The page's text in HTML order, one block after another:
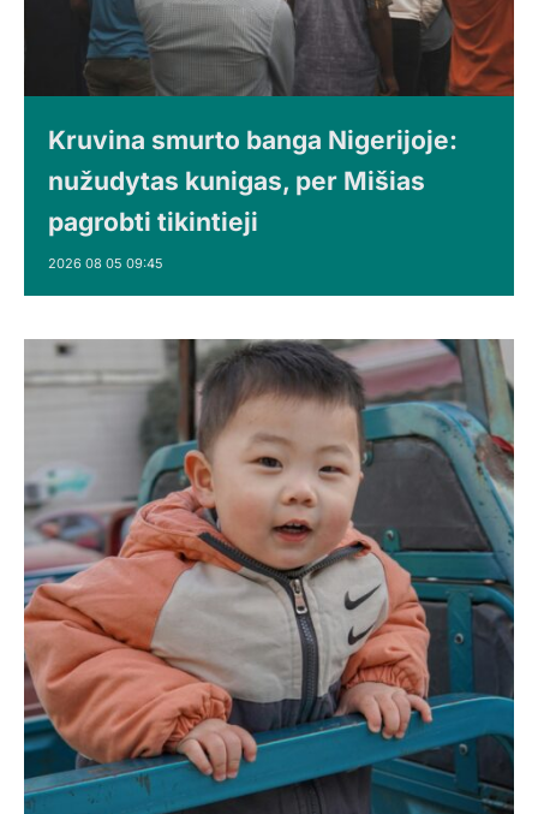
Kruvina smurto banga Nigerijoje:
nužudytas kunigas, per Mišias
pagrobti tikintieji
2026 08 05 09:45